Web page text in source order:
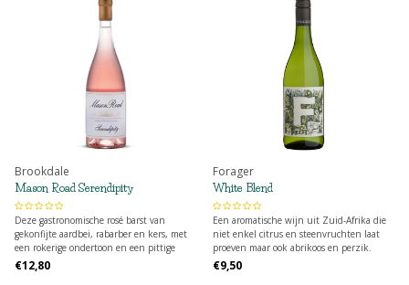
Brookdale
Mason Road Serendipity
Deze gastronomische rosé barst van
gekonfijte aardbei, rabarber en kers, met
een rokerige ondertoon en een pittige
toets van rode peper.
€12,80
Forager
White Blend
Een aromatische wijn uit Zuid-Afrika die
niet enkel citrus en steenvruchten laat
proeven maar ook abrikoos en perzik.
Expressief met zachte aciditeit van limoen.
€9,50